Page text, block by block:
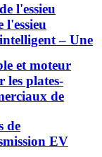
l'essieu
l'essieu
– Une
et moteur
les plates-
de
de
EV